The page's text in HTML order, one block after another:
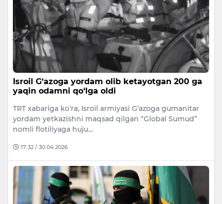
Isroil G‘azoga yordam olib ketayotgan 200 ga
yaqin odamni qo‘lga oldi
TRT xabariga ko‘ra, Isroil armiyasi G‘azoga gumanitar
yordam yetkazishni maqsad qilgan “Global Sumud”
nomli flotiliyaga huju…
17:32 / 30.04.2026